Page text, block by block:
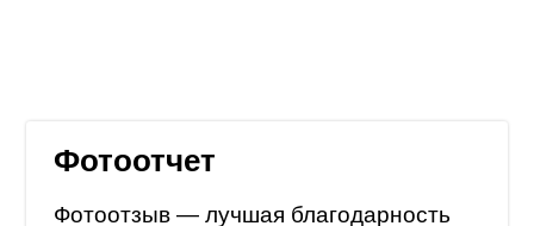
Фотоотчет
Фотоотзыв — лучшая благодарность